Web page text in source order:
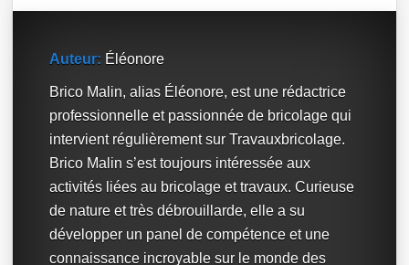
Auteur: Éléonore
Brico Malin, alias Éléonore, est une rédactrice
professionnelle et passionnée de bricolage qui
intervient régulièrement sur Travauxbricolage.
Brico Malin s’est toujours intéressée aux
activités liées au bricolage et travaux. Curieuse
de nature et très débrouillarde, elle a su
développer un panel de compétence et une
connaissance incroyable sur le monde des